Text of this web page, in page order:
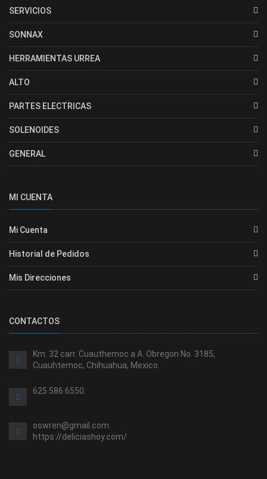
SERVICIOS
SONNAX
HERRAMIENTAS URREA
ALTO
PARTES ELECTRICAS
SOLENOIDES
GENERAL
MI CUENTA
Mi Cuenta
Historial de Pedidos
Mis Direcciones
CONTACTOS
Km. 32 carr. Cuauthemoc a A. Obregon No. 3185,
Cuauhtemoc, Chihuahua, Mexico.
625 586 6550.
oswren@gmail.com.
https://deliciashoy.com/